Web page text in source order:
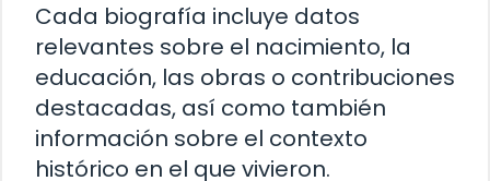
Cada biografía incluye datos
relevantes sobre el nacimiento, la
educación, las obras o contribuciones
destacadas, así como también
información sobre el contexto
histórico en el que vivieron.